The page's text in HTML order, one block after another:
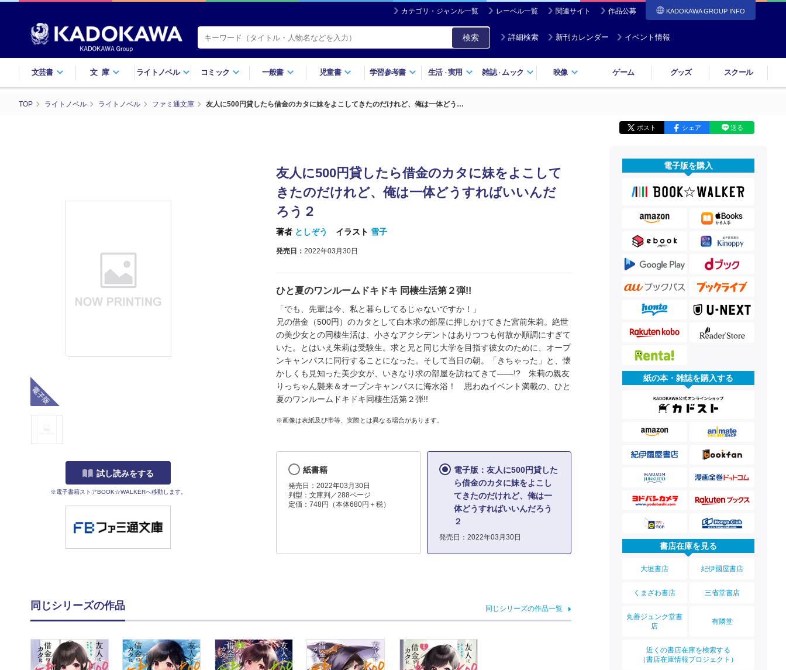
カテゴリ・ジャンル一覧 レーベル一覧 関連サイト 作品公募 KADOKAWA GROUP INFO
検索 詳細検索 新刊カレンダー イベント情報
文芸書 文庫 ライトノベル コミック 一般書 児童書 学習参考書 生活・実用 雑誌・ ムック 映像 ゲーム グッズ スクール
TOP ライトノベル ライトノベル ファミ通文庫 友人に500円貸したら借金のカタに妹をよこしてきたのだけれど、俺は一体どう…
ポスト シェア 送る
試し読みをする
※電子書籍ストアBOOK☆WALKERへ移動します。
友人に500円貸したら借金のカタに妹をよこして
きたのだけれど、俺は一体どうすればいいんだ
ろう２
著者 としぞう イラスト 雪子
発売日： 2022年03月30日
ひと夏のワンルームドキドキ 同棲生活第２弾!!
「でも、先輩は今、私と暮らしてるじゃないですか！」
兄の借金（500円）のカタとして白木求の部屋に押しかけてきた宮前朱莉。絶世
の美少女との同棲生活は、小さなアクシデントはありつつも何故か順調にすぎて
いた。とはいえ朱莉は受験生。求と兄と同じ大学を目指す彼女のために、オープ
ンキャンパスに同行することになった。そして当日の朝。「きちゃった」と、懐
かしくも見知った美少女が、いきなり求の部屋を訪ねてきて――!? 朱莉の親友
りっちゃん襲来＆オープンキャンパスに海水浴！ 思わぬイベント満載の、ひと
夏のワンルームドキドキ同棲生活第２弾!!
※画像は表紙及び帯等、実際とは異なる場合があります。
紙書籍
発売日：2022年03月30日
判型：文庫判／288ページ
定価：748円（本体680円＋税）
電子版：友人に500円貸した
ら借金のカタに妹をよこし
てきたのだけれど、俺は一
体どうすればいいんだろう
２
発売日：2022年03月30日
同じシリーズの作品 同じシリーズの作品一覧
電子版を購入
紙の本・雑誌を購入する
書店在庫を見る
大垣書店 紀伊國屋書店
くまざわ書店 三省堂書店
丸善ジュンク堂書
店
有隣堂
近くの書店在庫を検索する
（書店在庫情報プロジェクト）